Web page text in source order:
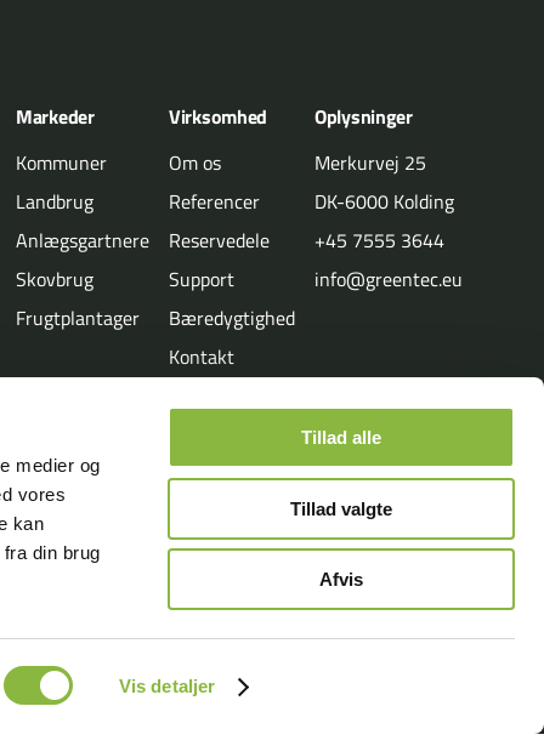
medier og
vores
kan
din brug
Vis detaljer
Tillad alle
Tillad valgte
Afvis
Markeder
Kommuner
Landbrug
Anlægsgartnere
Skovbrug
Frugtplantager
Virksomhed
Om os
Referencer
Reservedele
Support
Bæredygtighed
Kontakt
Oplysninger
Merkurvej 25
DK-6000 Kolding
+45 7555 3644
info@greentec.eu